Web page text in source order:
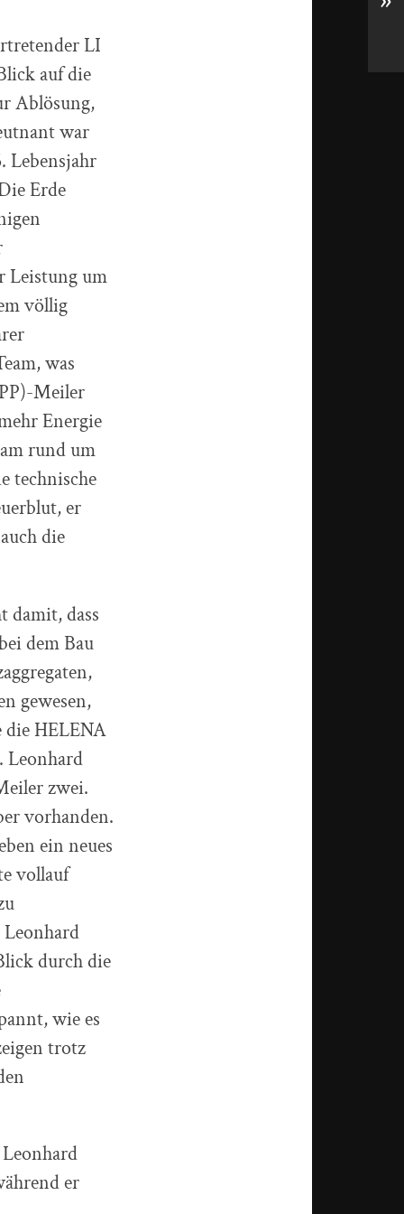
LI
auf die
Ablösung,
war
Lebensjahr
Erde
Leistung um
völlig
was
Meiler
Energie
rund um
technische
er
die
damit, dass
dem Bau
gewesen,
die HELENA
Leonhard
zwei.
vorhanden.
ein neues
vollauf
durch die
wie es
trotz
er